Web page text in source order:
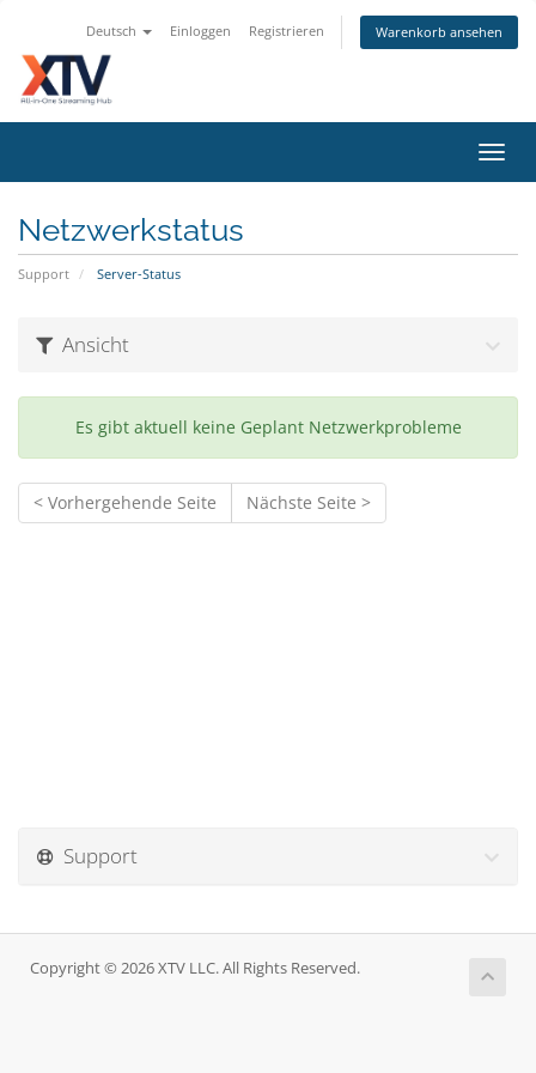
Deutsch Einloggen Registrieren Warenkorb ansehen
ein-/
Netzwerkstatus
Support Server-Status
Ansicht
Es gibt aktuell keine Geplant Netzwerkprobleme
< Vorhergehende Seite Nächste Seite >
Support
Copyright © 2026 XTV LLC. All Rights Reserved.